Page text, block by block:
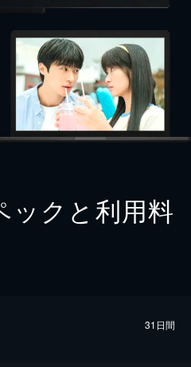
ックと利用料
31日間